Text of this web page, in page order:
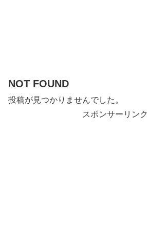
NOT FOUND
投稿が見つかりませんでした。
スポンサーリンク